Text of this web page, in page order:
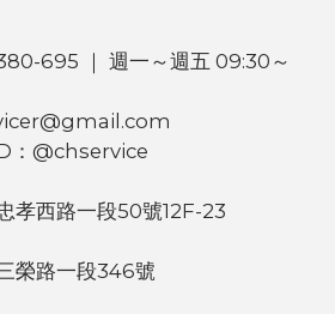
695 ｜ 週一～週五 09:30～
：@chservice
孝西路一段50號12F-23
榮路一段346號